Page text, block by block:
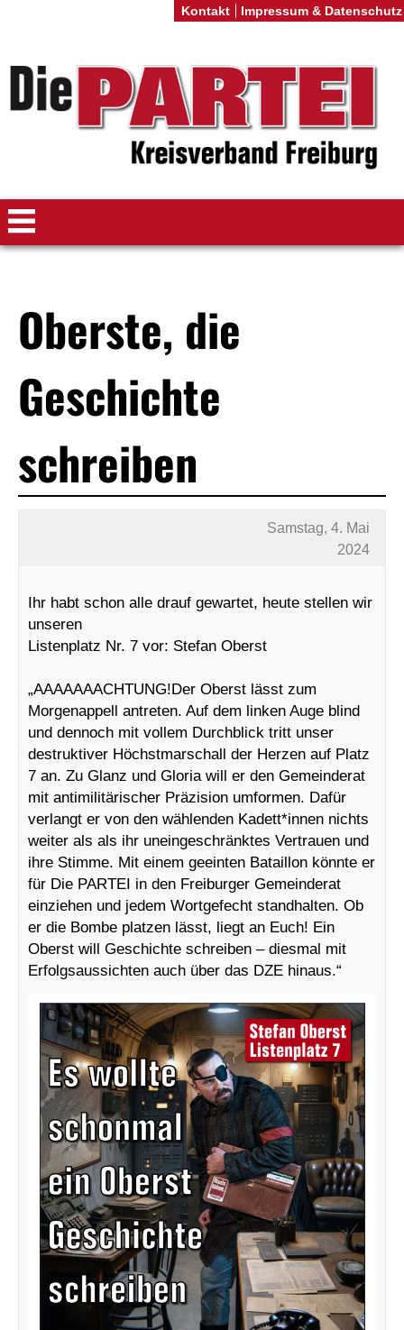
Oberste, die
Geschichte
schreiben
Samstag, 4. Mai
2024
Ihr habt schon alle drauf gewartet, heute stellen wir
unseren
Listenplatz Nr. 7 vor: Stefan Oberst
„AAAAAAACHTUNG!Der Oberst lässt zum
Morgenappell antreten. Auf dem linken Auge blind
und dennoch mit vollem Durchblick tritt unser
destruktiver Höchstmarschall der Herzen auf Platz
7 an. Zu Glanz und Gloria will er den Gemeinderat
mit antimilitärischer Präzision umformen. Dafür
verlangt er von den wählenden Kadett*innen nichts
weiter als als ihr uneingeschränktes Vertrauen und
ihre Stimme. Mit einem geeinten Bataillon könnte er
für Die PARTEI in den Freiburger Gemeinderat
einziehen und jedem Wortgefecht standhalten. Ob
er die Bombe platzen lässt, liegt an Euch! Ein
Oberst will Geschichte schreiben – diesmal mit
Erfolgsaussichten auch über das DZE hinaus.“
Kontakt Impressum & Datenschutz